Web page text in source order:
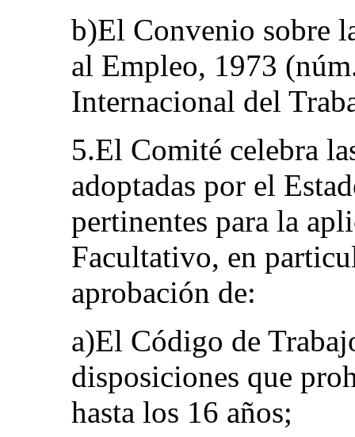
b)El Convenio sobre
al Empleo, 1973
Internacional del
5.El Comité celebra
adoptadas por el
pertinentes para la
Facultativo, en
aprobación de:
a)El Código de
disposiciones que
hasta los 16 años;